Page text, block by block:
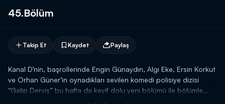
45.Bölüm
Takip Et Kaydet Paylaş
Kanal D’nin, başrollerinde Engin Günaydın, Algı Eke, Ersin Korkut
ve Orhan Güner’in oynadıkları sevilen komedi polisiye dizisi
“Galip Derviş” bu hafta da keyif dolu yeni bölümü ile bölümle